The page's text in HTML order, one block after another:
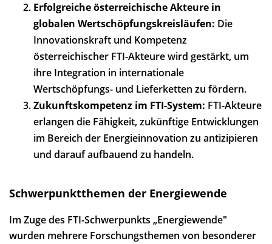
Erfolgreiche österreichische Akteure in
globalen Wertschöpfungskreisläufen: Die
Innovationskraft und Kompetenz
österreichischer FTI-Akteure wird gestärkt, um
ihre Integration in internationale
Wertschöpfungs- und Lieferketten zu fördern.
Zukunftskompetenz im FTI-System: FTI-Akteure
erlangen die Fähigkeit, zukünftige Entwicklungen
im Bereich der Energieinnovation zu antizipieren
und darauf aufbauend zu handeln.
Schwerpunktthemen der Energiewende
Im Zuge des FTI-Schwerpunkts „Energiewende"
wurden mehrere Forschungsthemen von besonderer